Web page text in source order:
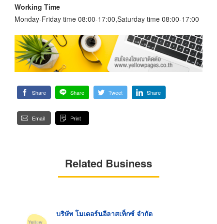
Working Time
Monday-Friday time 08:00-17:00,Saturday time 08:00-17:00
Share Share Tweet Share
Email Print
Related Business
บริษัท โมเดอร์นอีลาสเท็กซ์ จำกัด